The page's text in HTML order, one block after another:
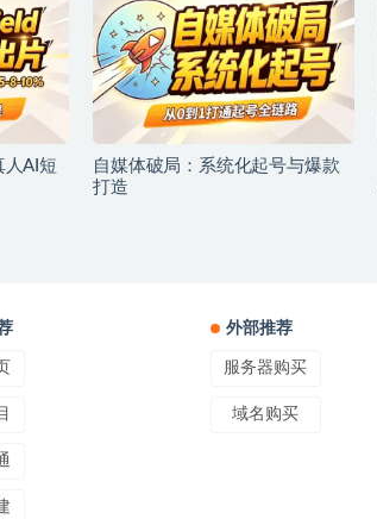
人AI短
自媒体破局：系统化起号与爆款
打造
外部推荐
服务器购买
域名购买